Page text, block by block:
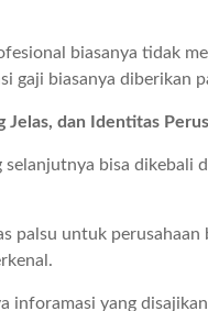
biasanya tidak
gaji biasanya diberikan
dan Identitas
bisa dikebali
palsu untuk
inforamasi yang